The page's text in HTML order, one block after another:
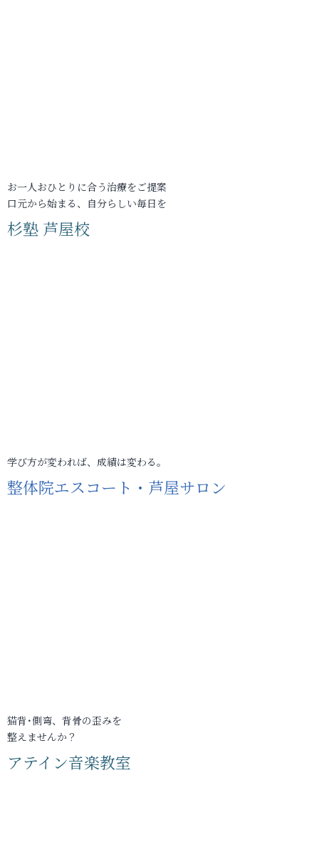
お一人おひとりに合う治療をご提案
口元から始まる、自分らしい毎日を
杉塾 芦屋校
学び方が変われば、成績は変わる。
整体院エスコート・芦屋サロン
猫背･側弯、背骨の歪みを
整えませんか？
アテイン音楽教室